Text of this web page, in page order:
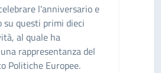
l'anniversario e
questi primi dieci
al quale ha
rappresentanza del
Politiche Europee.